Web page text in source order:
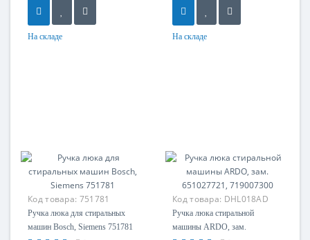
На складе На складе
Код товара: 751781
Ручка люка для стиральных
машин Bosch, Siemens 751781
Код товара: DHL018AD
Ручка люка стиральной
машины ARDO, зам.